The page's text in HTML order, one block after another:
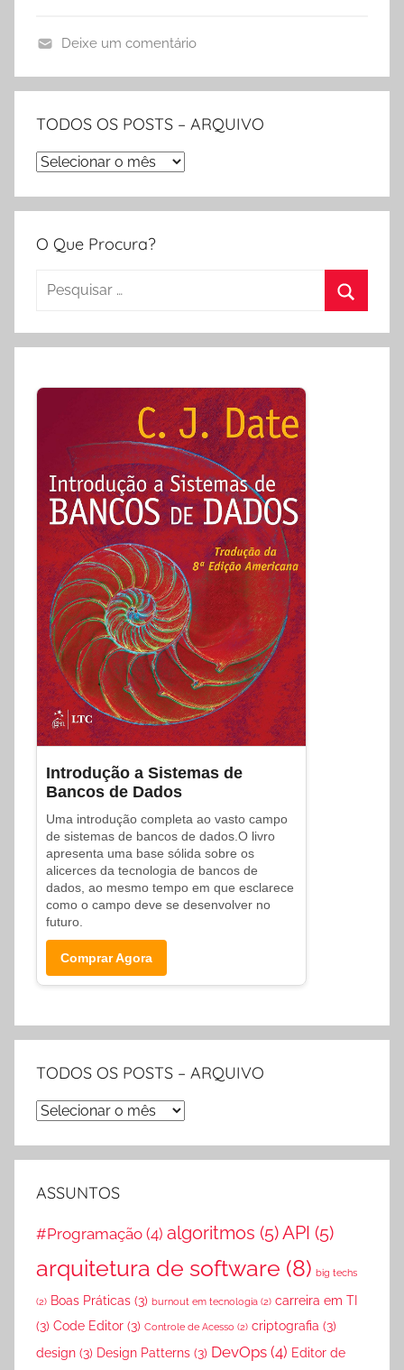
s
e
g
t
n
,
m
s
e
S
o
f
w
a
s
O
r
o
s
a
e
r
a
i
s
Deixe um comentário
TODOS OS POSTS – ARQUIVO
TODOS
POSTS
–
O Que Procura?
Pesquisar
Introdução a Sistemas de
Bancos de Dados
Uma introdução completa ao vasto campo
de sistemas de bancos de dados.O livro
apresenta uma base sólida sobre os
alicerces da tecnologia de bancos de
dados, ao mesmo tempo em que esclarece
como o campo deve se desenvolver no
futuro.
Comprar Agora
TODOS OS POSTS – ARQUIVO
TODOS
POSTS
–
ASSUNTOS
#Programação (4) algoritmos (5)API (5)
arquitetura de software (8) big techs
(2) Boas Práticas (3) burnout em tecnologia (2) carreira em TI
(3) Code Editor (3) Controle de Acesso (2) criptografia (3)
design (3) Design Patterns (3) DevOps (4) Editor de